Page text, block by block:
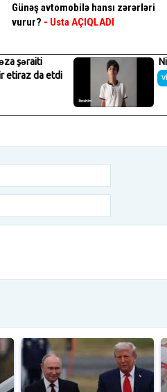
Günəş avtomobilə hansı zərərləri
vurur? - Usta AÇIQLADI